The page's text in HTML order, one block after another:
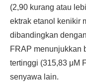
(2,90 kurang atau
ektrak etanol kenikir
dibandingkan
FRAP menunjukkan
tertinggi (315,83 μM
senyawa lain.